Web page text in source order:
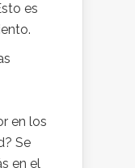
es
en los
Se
en el